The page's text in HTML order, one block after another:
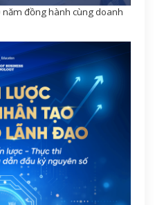
đồng hành cùng doanh